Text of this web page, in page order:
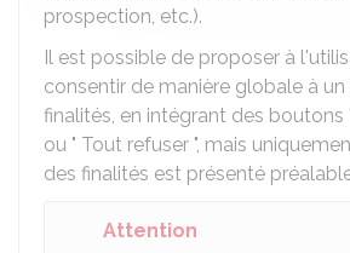
prospection, etc.).
Il est possible de proposer à
consentir de manière globale à
finalités, en intégrant des boutons
ou " Tout refuser ", mais
des finalités est présenté
Attention